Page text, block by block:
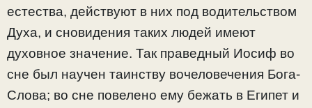
естества, действуют в них под водительством
Духа, и сновидения таких людей имеют
духовное значение. Так праведный Иосиф во
сне был научен таинству вочеловечения Бога-
Слова; во сне повелено ему бежать в Египет и